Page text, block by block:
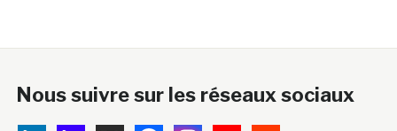
Nous suivre sur les réseaux sociaux